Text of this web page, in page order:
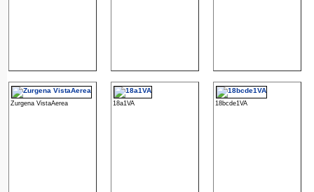
Zurgena VistaAerea 18a1VA 18bcde1VA